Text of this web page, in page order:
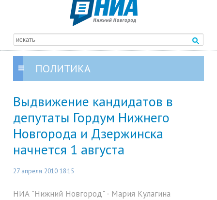
ПОЛИТИКА
Выдвижение кандидатов в
депутаты Гордум Нижнего
Новгорода и Дзержинска
начнется 1 августа
27 апреля 2010 18:15
НИА "Нижний Новгород" - Мария Кулагина